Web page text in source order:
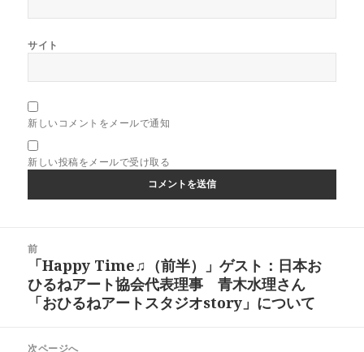
サイト
新しいコメントをメールで通知
新しい投稿をメールで受け取る
前
前
の
投
「Happy Time♫（前半）」ゲスト：日本お
ひるねアート協会代表理事 青木水理さん
「おひるねアートスタジオstory」について
次ページへ